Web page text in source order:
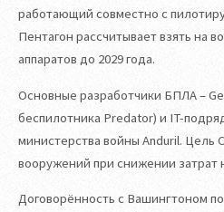
работающий совместно с
Пентагон рассчитывает взять на
аппаратов до 2029 года.
Основные разработчики БПЛА –
беспилотника Predator) и IT-
министерства войны Anduril. Цель
вооружений при снижении затрат
Договорённость с Вашингтоном